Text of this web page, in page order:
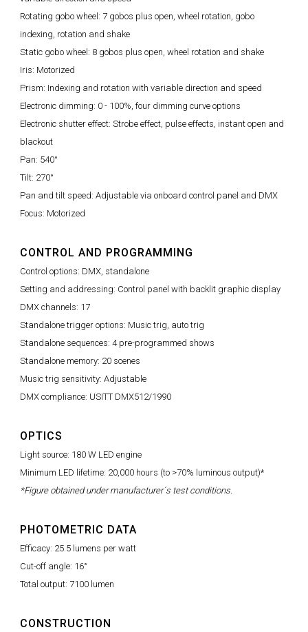
Rotating gobo wheel: 7 gobos plus open, wheel rotation, gobo
indexing, rotation and shake
Static gobo wheel: 8 gobos plus open, wheel rotation and shake
Iris: Motorized
Prism: Indexing and rotation with variable direction and speed
Electronic dimming: 0 - 100%, four dimming curve options
Electronic shutter effect: Strobe effect, pulse effects, instant open and
blackout
Pan: 540°
Tilt: 270°
Pan and tilt speed: Adjustable via onboard control panel and DMX
Focus: Motorized
CONTROL AND PROGRAMMING
Control options: DMX, standalone
Setting and addressing: Control panel with backlit graphic display
DMX channels: 17
Standalone trigger options: Music trig, auto trig
Standalone sequences: 4 pre-programmed shows
Standalone memory: 20 scenes
Music trig sensitivity: Adjustable
DMX compliance: USITT DMX512/1990
OPTICS
Light source: 180 W LED engine
Minimum LED lifetime: 20,000 hours (to >70% luminous output)*
*Figure obtained under manufacturer´s test conditions.
PHOTOMETRIC DATA
Efficacy: 25.5 lumens per watt
Cut-off angle: 16°
Total output: 7100 lumen
CONSTRUCTION